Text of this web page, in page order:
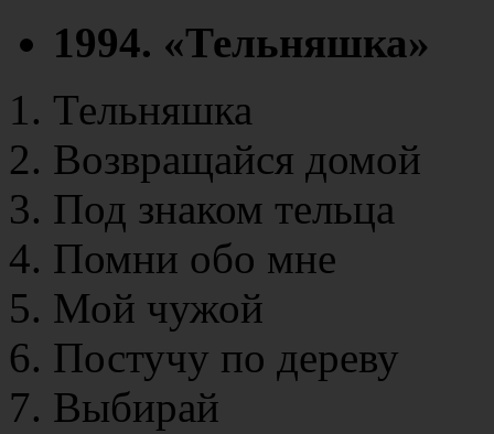
1994. «Тельняшка»
Тельняшка
Возвращайся домой
Под знаком тельца
Помни обо мне
Мой чужой
Постучу по дереву
Выбирай